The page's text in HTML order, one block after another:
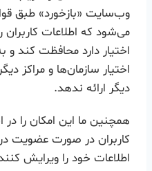
وب‌سایت «بازخورد» طبق
می‌شود که اطلاعات کاربران
اختیار دارد محافظت کند و
اختیار سازمان‌ها و مراکز
دیگر ارائه ندهد.
همچنین ما این امکان را در
کاربران در صورت عضویت در
اطلاعات خود را ویرایش